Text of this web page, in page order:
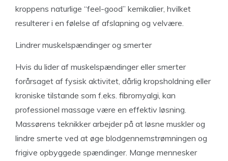
kroppens naturlige “feel-good” kemikalier, hvilket
resulterer i en følelse af afslapning og velvære.
Lindrer muskelspændinger og smerter
Hvis du lider af muskelspændinger eller smerter
forårsaget af fysisk aktivitet, dårlig kropsholdning eller
kroniske tilstande som f.eks. fibromyalgi, kan
professionel massage være en effektiv løsning.
Massørens teknikker arbejder på at løsne muskler og
lindre smerte ved at øge blodgennemstrømningen og
frigive opbyggede spændinger. Mange mennesker